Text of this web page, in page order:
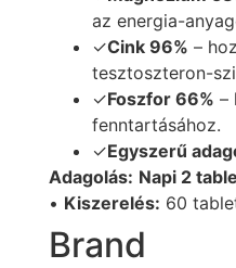
az energia-
✓Cink 96% –
tesztoszteron-
✓Foszfor 66% –
fenntartásához.
✓Egyszerű
Adagolás: Napi 2
• Kiszerelés: 60
Brand